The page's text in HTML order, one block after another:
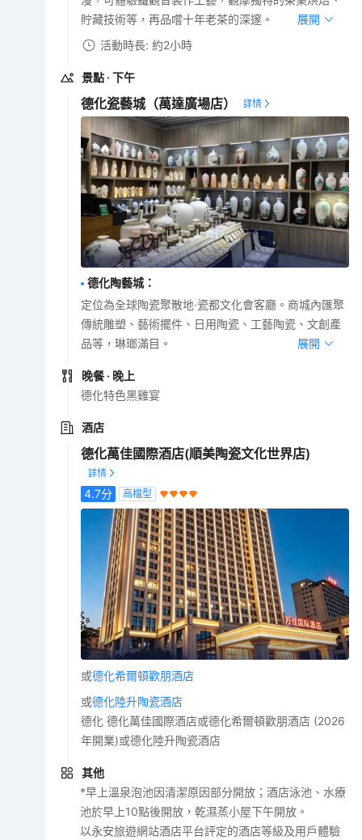
貯藏技術等，再品嚐十年老茶的深邃。
展開
活動時長: 約2小時
景點 · 下午
德化瓷藝城（萬達廣場店）
德化陶藝城：
定位為全球陶瓷聚散地·瓷都文化會客廳。商城內匯聚
傳統雕塑、藝術擺件、日用陶瓷、工藝陶瓷、文創產
品等，琳瑯滿目。
展開
晚餐 · 晚上
德化特色黑雞宴
酒店
德化萬佳國際酒店(順美陶瓷文化世界店)
4.7分 高檔型
或德化希爾頓歡朋酒店
或德化陸升陶瓷酒店
德化 德化萬佳國際酒店或德化希爾頓歡朋酒店 (2026
年開業)或德化陸升陶瓷酒店
其他
*早上溫泉泡池因清潔原因部分開放；酒店泳池、水療
池於早上10點後開放，乾濕蒸小屋下午開放。
以永安旅遊網站酒店平台評定的酒店等級及用戶體驗